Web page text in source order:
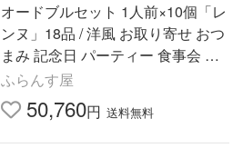
オードブルセット 1人前×10個「レ
ンヌ」18品 / 洋風 お取り寄せ おつ
まみ 記念日 パーティー 食事会 飲
み会 家飲み ギフト 贈答用 惣菜 弁
当【冷凍便】
ふらんす屋
50,760円 送料無料